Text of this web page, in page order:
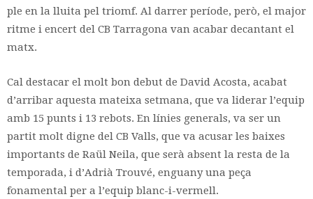
ple en la lluita pel triomf. Al darrer període, però, el major
ritme i encert del CB Tarragona van acabar decantant el
matx.
Cal destacar el molt bon debut de David Acosta, acabat
d’arribar aquesta mateixa setmana, que va liderar l’equip
amb 15 punts i 13 rebots. En línies generals, va ser un
partit molt digne del CB Valls, que va acusar les baixes
importants de Raül Neila, que serà absent la resta de la
temporada, i d’Adrià Trouvé, enguany una peça
fonamental per a l’equip blanc-i-vermell.